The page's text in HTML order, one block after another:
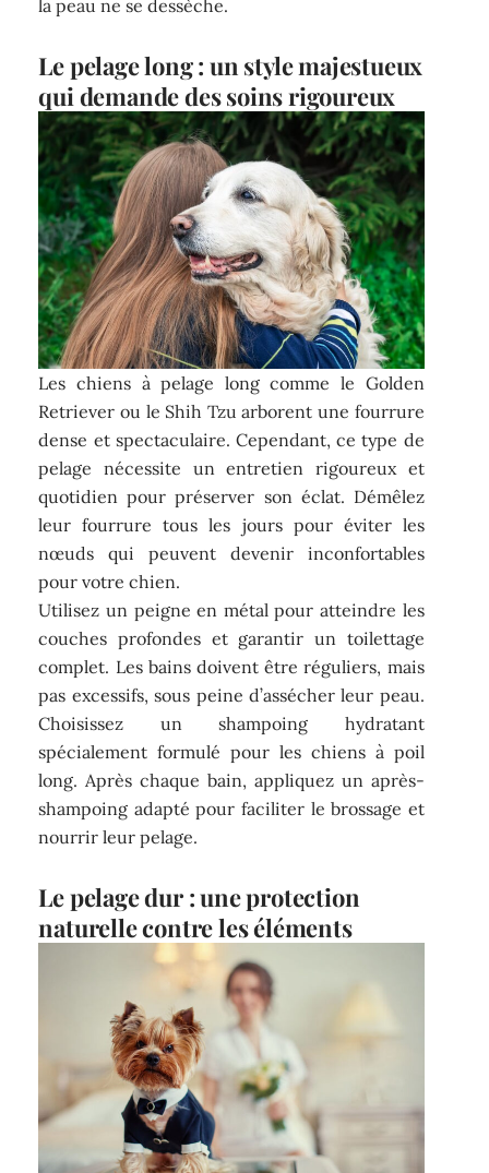
la peau ne se dessèche.
Le pelage long : un style majestueux
qui demande des soins rigoureux
Les chiens à pelage long comme le Golden
Retriever ou le Shih Tzu arborent une fourrure
dense et spectaculaire. Cependant, ce type de
pelage nécessite un entretien rigoureux et
quotidien pour préserver son éclat. Démêlez
leur fourrure tous les jours pour éviter les
nœuds qui peuvent devenir inconfortables
pour votre chien.
Utilisez un peigne en métal pour atteindre les
couches profondes et garantir un toilettage
complet. Les bains doivent être réguliers, mais
pas excessifs, sous peine d’assécher leur peau.
Choisissez un shampoing hydratant
spécialement formulé pour les chiens à poil
long. Après chaque bain, appliquez un après-
shampoing adapté pour faciliter le brossage et
nourrir leur pelage.
Le pelage dur : une protection
naturelle contre les éléments